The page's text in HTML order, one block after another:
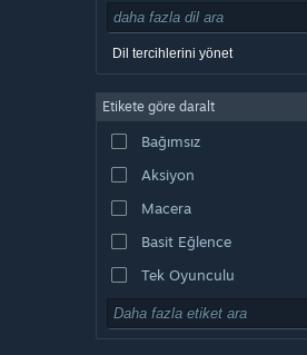
Çekçe
Danca
İngilizce
Kastilya İspanyolcası
Latin Amerika
Dil tercihlerini yönet
Etikete göre daralt
Bağımsız
Aksiyon
Macera
Basit Eğlence
Tek Oyunculu
Simülasyon